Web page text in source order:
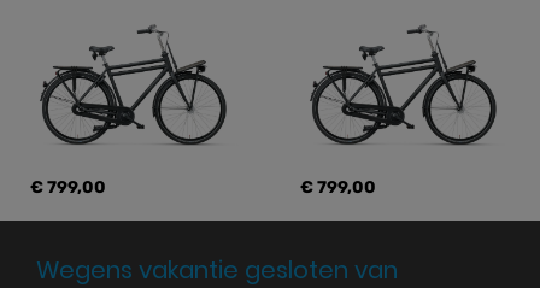
€ 799,00 € 799,00
Wegens vakantie gesloten van